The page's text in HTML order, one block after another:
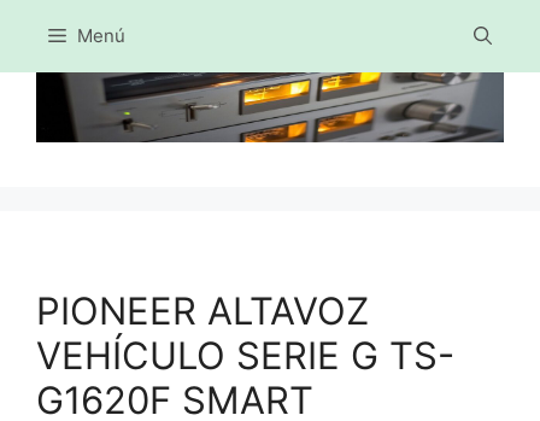
Saltar
al
contenido
Menú
PIONEER ALTAVOZ
VEHÍCULO SERIE G TS-
G1620F SMART